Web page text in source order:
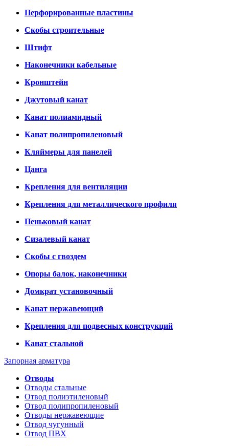
Перфорированные пластины
Скобы строительные
Штифт
Наконечники кабельные
Кронштейн
Джутовый канат
Канат полиамидный
Канат полипропиленовый
Кляймеры для панелей
Цанга
Крепления для вентиляции
Крепления для металлического профиля
Пеньковый канат
Сизалевый канат
Скобы с гвоздем
Опоры балок, наконечники
Домкрат установочный
Канат нержавеющий
Крепления для подвесных конструкций
Канат стальной
Запорная арматура
Отводы
Отводы стальные
Отвод полиэтиленовый
Отвод полипропиленовый
Отводы нержавеющие
Отвод чугунный
Отвод ПВХ